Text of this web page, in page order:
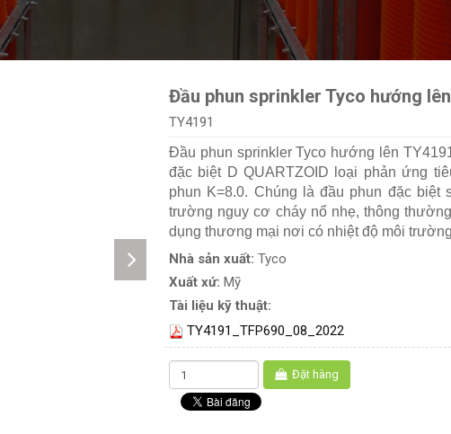
Đầu phun sprinkler Tyco hướng
TY4191
Đầu phun sprinkler Tyco hướng lên
đặc biệt D QUARTZOID loại phản ứng
phun K=8.0. Chúng là đầu phun đặc biệt
trường nguy cơ cháy nổ nhẹ, thông
dụng thương mại nơi có nhiệt độ môi
Nhà sản xuất: Tyco
Xuất xứ: Mỹ
Tài liệu kỹ thuật:
TY4191_TFP690_08_2022
Đặt hàng